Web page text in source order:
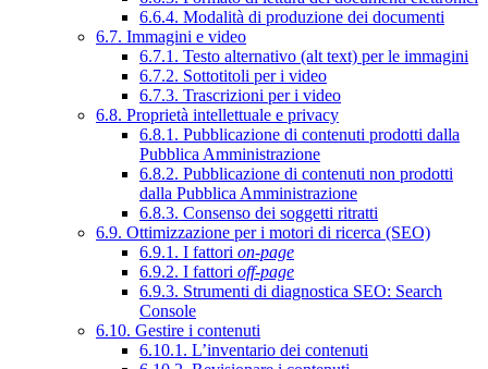
6.6.4. Modalità di produzione dei documenti
6.7. Immagini e video
6.7.1. Testo alternativo (alt text) per le immagini
6.7.2. Sottotitoli per i video
6.7.3. Trascrizioni per i video
6.8. Proprietà intellettuale e privacy
6.8.1. Pubblicazione di contenuti prodotti dalla
Pubblica Amministrazione
6.8.2. Pubblicazione di contenuti non prodotti
dalla Pubblica Amministrazione
6.8.3. Consenso dei soggetti ritratti
6.9. Ottimizzazione per i motori di ricerca (SEO)
6.9.1. I fattori on-page
6.9.2. I fattori off-page
6.9.3. Strumenti di diagnostica SEO: Search
Console
6.10. Gestire i contenuti
6.10.1. L’inventario dei contenuti